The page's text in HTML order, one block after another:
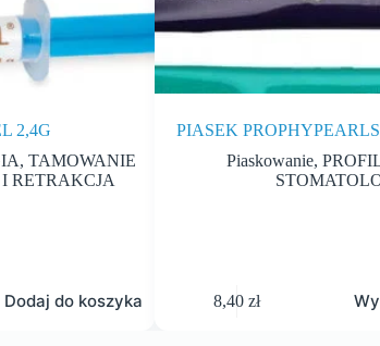
2,4G
,TAMOWANIE
RETRAKCJA
Dodaj do koszyka
PIASEK
Piaskowanie,
8,40 zł